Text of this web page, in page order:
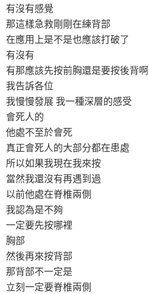
有沒有感覺
那這樣急救剛剛在練背部
在應用上是不是也應該打破了
有沒有
有那應該先按前胸還是要按後背啊
我告訴各位
我慢慢發展 我一種深層的感受
會死人的
他處不至於會死
真正會死人的大部分都在患處
所以如果我現在我來按
當然我還沒有再遇到過
以前他處在脊椎兩側
我認為是不夠
一定要先按哪裡
胸部
然後再來按背部
那背部不一定是
立刻一定要脊椎兩側